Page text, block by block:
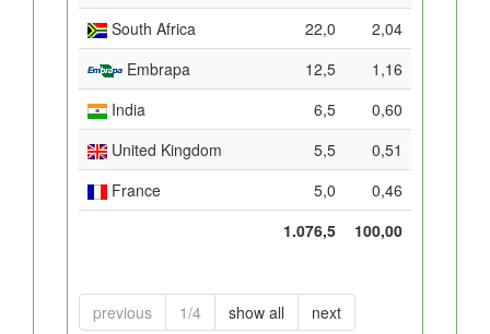
South Africa
22,0
2,04
Embrapa
12,5
1,16
India
6,5
0,60
United Kingdom
5,5
0,51
France
5,0
0,46
1.076,5
100,00
previous 1/4 show all next